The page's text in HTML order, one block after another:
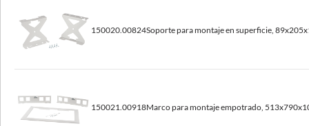
150020.00824Soporte para montaje en superficie,
150021.00918Marco para montaje empotrado,
Forma de iluminar
directo
Temperatura de color [K]